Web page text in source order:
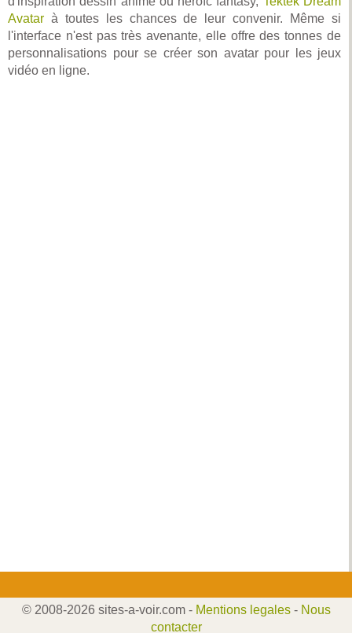
Avatar à toutes les chances de leur convenir. Même si
l'interface n'est pas très avenante, elle offre des tonnes de
personnalisations pour se créer son avatar pour les jeux
vidéo en ligne.
© 2008-2026 sites-a-voir.com - Mentions legales- Nous
contacter